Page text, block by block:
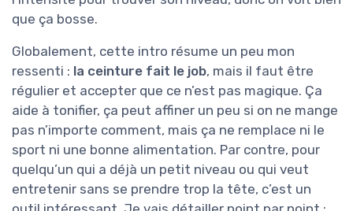
que ça bosse.
Globalement, cette intro résume un peu mon
ressenti : la ceinture fait le job, mais il faut être
régulier et accepter que ce n’est pas magique. Ça
aide à tonifier, ça peut affiner un peu si on ne mange
pas n’importe comment, mais ça ne remplace ni le
sport ni une bonne alimentation. Par contre, pour
quelqu’un qui a déjà un petit niveau ou qui veut
entretenir sans se prendre trop la tête, c’est un